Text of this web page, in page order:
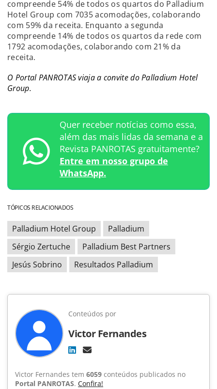
compreende 54% de todos os quartos do Palladium
Hotel Group com 7035 acomodações, colaborando
com 59% da receita. Enquanto a segunda
compreende 14% de todos os quartos da rede com
1792 acomodações, colaborando com 21% da
receita.
O Portal PANROTAS viaja a convite do Palladium Hotel
Group.
Quer receber notícias como essa,
além das mais lidas da semana e a
Revista PANROTAS gratuitamente?
Entre em nosso grupo de
WhatsApp.
TÓPICOS RELACIONADOS
Palladium Hotel Group
Palladium
Sérgio Zertuche
Palladium Best Partners
Jesús Sobrino
Resultados Palladium
Conteúdos por
Victor Fernandes
Victor Fernandes tem 6059 conteúdos publicados no
Portal PANROTAS. Confira!